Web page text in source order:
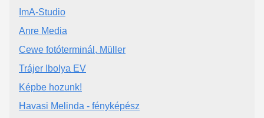
ImA-Studio
Anre Media
Cewe fotóterminál, Müller
Trájer Ibolya EV
Képbe hozunk!
Havasi Melinda - fényképész